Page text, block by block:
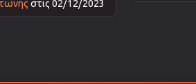
στις 02/12/2023